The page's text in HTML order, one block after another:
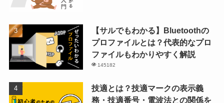
【サルでもわかる】Bluetoothの
プロファイルとは？代表的なプロ
ファイルもわかりやすく解説
145182
技適とは？技適マークの表示義
務・技適番号・電波法との関係を